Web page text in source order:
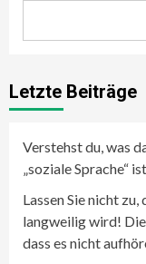
Letzte Beiträge
Verstehst du, was
„soziale Sprache“
Lassen Sie nicht
langweilig wird!
dass es nicht